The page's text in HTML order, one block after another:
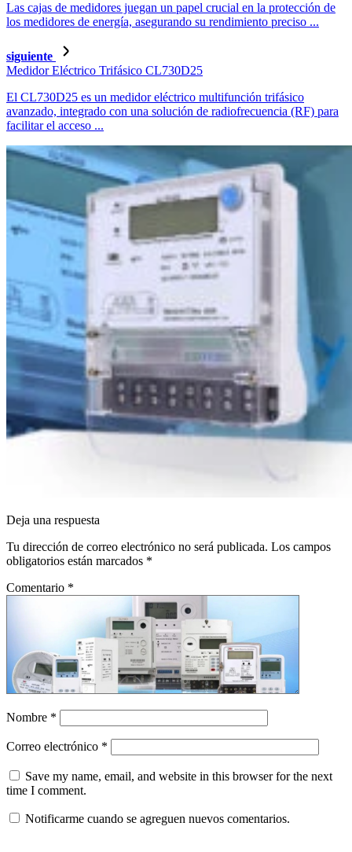
Las cajas de medidores juegan un papel crucial en la protección de
los medidores de energía, asegurando su rendimiento preciso ...
siguiente
Medidor Eléctrico Trifásico CL730D25
El CL730D25 es un medidor eléctrico multifunción trifásico
avanzado, integrado con una solución de radiofrecuencia (RF) para
facilitar el acceso ...
Deja una respuesta
Tu dirección de correo electrónico no será publicada. Los campos
obligatorios están marcados *
Comentario *
Nombre *
Correo electrónico *
Save my name, email, and website in this browser for the next
time I comment.
Notificarme cuando se agreguen nuevos comentarios.